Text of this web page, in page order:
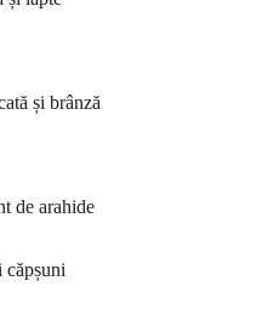
și brânză
de arahide
căpșuni